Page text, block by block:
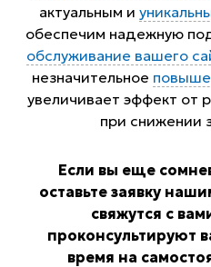
актуальным и
обеспечим надежную
обслуживание вашего
незначительное
увеличивает эффект от
при снижении
Если вы еще
оставьте заявку
свяжутся с
проконсультируют
время на